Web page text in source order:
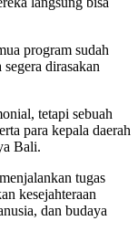
program sudah
dirasakan
tetapi sebuah
para kepala daerah
Bali.
tugas
kesejahteraan
dan budaya